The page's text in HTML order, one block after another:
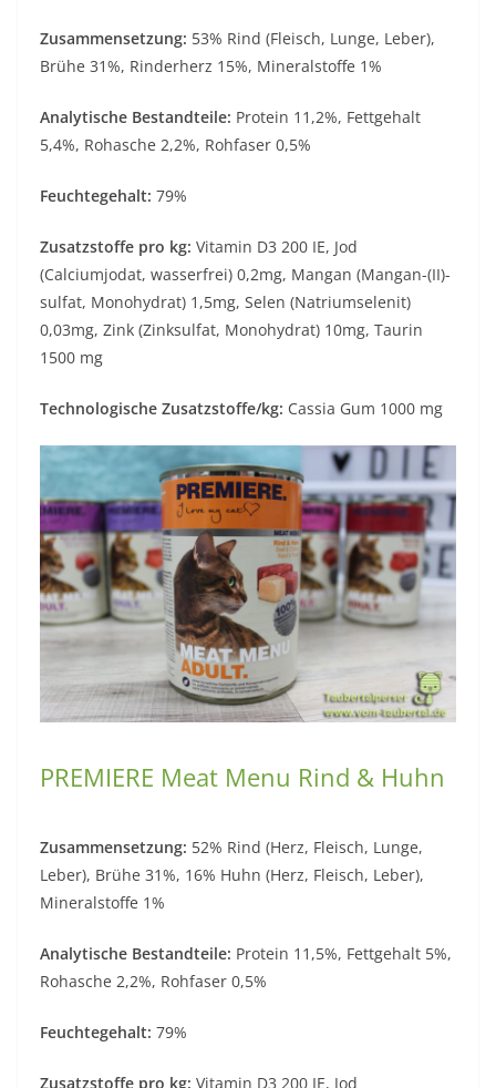
Zusammensetzung: 53% Rind (Fleisch, Lunge, Leber),
Brühe 31%, Rinderherz 15%, Mineralstoffe 1%
Analytische Bestandteile: Protein 11,2%, Fettgehalt
5,4%, Rohasche 2,2%, Rohfaser 0,5%
Feuchtegehalt: 79%
Zusatzstoffe pro kg: Vitamin D3 200 IE, Jod
(Calciumjodat, wasserfrei) 0,2mg, Mangan (Mangan-(II)-
sulfat, Monohydrat) 1,5mg, Selen (Natriumselenit)
0,03mg, Zink (Zinksulfat, Monohydrat) 10mg, Taurin
1500 mg
Technologische Zusatzstoffe/kg: Cassia Gum 1000 mg
PREMIERE Meat Menu Rind & Huhn
Zusammensetzung: 52% Rind (Herz, Fleisch, Lunge,
Leber), Brühe 31%, 16% Huhn (Herz, Fleisch, Leber),
Mineralstoffe 1%
Analytische Bestandteile: Protein 11,5%, Fettgehalt 5%,
Rohasche 2,2%, Rohfaser 0,5%
Feuchtegehalt: 79%
Zusatzstoffe pro kg: Vitamin D3 200 IE, Jod